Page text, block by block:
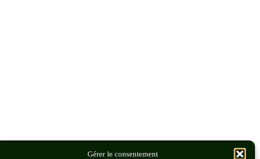
Gérer le consentement